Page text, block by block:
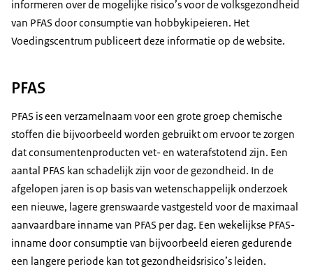
informeren over de mogelijke risico’s voor de volksgezondheid
van PFAS door consumptie van hobbykipeieren. Het
Voedingscentrum publiceert deze informatie op de website.
PFAS
PFAS is een verzamelnaam voor een grote groep chemische
stoffen die bijvoorbeeld worden gebruikt om ervoor te zorgen
dat consumentenproducten vet- en waterafstotend zijn. Een
aantal PFAS kan schadelijk zijn voor de gezondheid. In de
afgelopen jaren is op basis van wetenschappelijk onderzoek
een nieuwe, lagere grenswaarde vastgesteld voor de maximaal
aanvaardbare inname van PFAS per dag. Een wekelijkse PFAS-
inname door consumptie van bijvoorbeeld eieren gedurende
een langere periode kan tot gezondheidsrisico’s leiden.